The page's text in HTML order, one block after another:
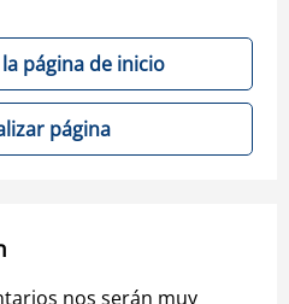
página de inicio
página
nos serán muy